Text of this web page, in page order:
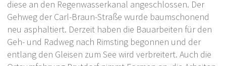
diese an den Regenwasserkanal angeschlossen. Der
Gehweg der Carl-Braun-Straße wurde baumschonend
neu asphaltiert. Derzeit haben die Bauarbeiten für den
Geh- und Radweg nach Rimsting begonnen und der
entlang den Gleisen zum See wird verbreitert. Auch die